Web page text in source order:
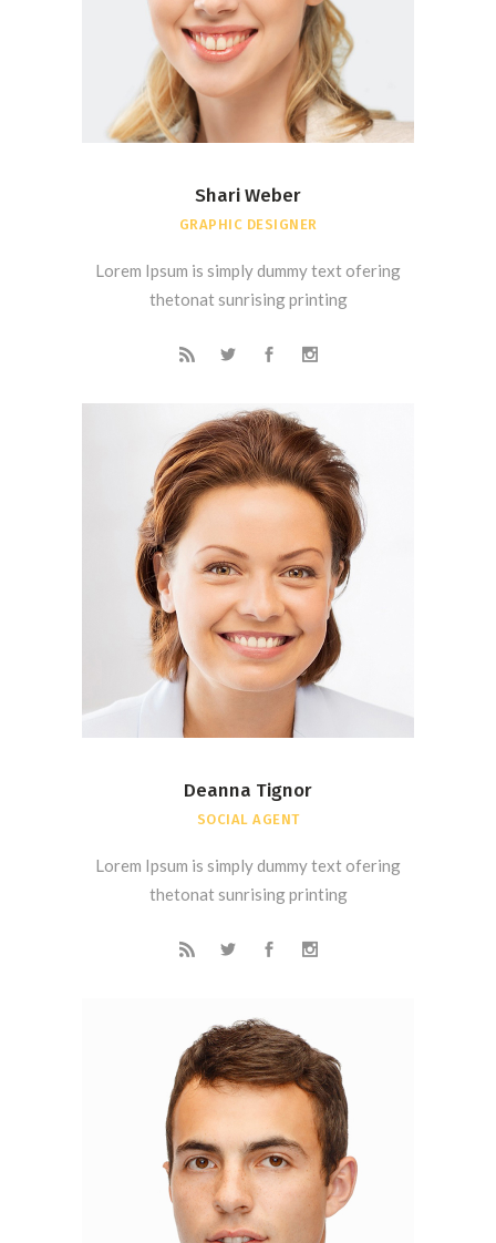
Shari Weber
GRAPHIC DESIGNER
Lorem Ipsum is simply dummy text ofering
thetonat sunrising printing
Deanna Tignor
SOCIAL AGENT
Lorem Ipsum is simply dummy text ofering
thetonat sunrising printing